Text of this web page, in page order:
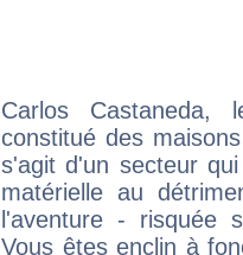
Carlos Castaneda,
constitué des
s'agit d'un secteur
matérielle au
l'aventure - risquée
Vous êtes enclin à